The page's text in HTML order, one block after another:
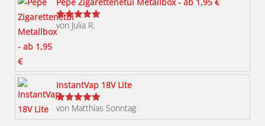
werden
Bewertet
mit
von Julia R.
InstantVap 18V Lite
Bewertet
von Matthias Sonntag